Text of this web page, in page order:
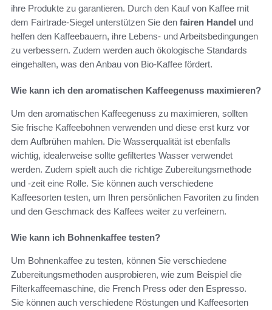
ihre Produkte zu garantieren. Durch den Kauf von Kaffee mit
dem Fairtrade-Siegel unterstützen Sie den fairen Handel und
helfen den Kaffeebauern, ihre Lebens- und Arbeitsbedingungen
zu verbessern. Zudem werden auch ökologische Standards
eingehalten, was den Anbau von Bio-Kaffee fördert.
Wie kann ich den aromatischen Kaffeegenuss maximieren?
Um den aromatischen Kaffeegenuss zu maximieren, sollten
Sie frische Kaffeebohnen verwenden und diese erst kurz vor
dem Aufbrühen mahlen. Die Wasserqualität ist ebenfalls
wichtig, idealerweise sollte gefiltertes Wasser verwendet
werden. Zudem spielt auch die richtige Zubereitungsmethode
und -zeit eine Rolle. Sie können auch verschiedene
Kaffeesorten testen, um Ihren persönlichen Favoriten zu finden
und den Geschmack des Kaffees weiter zu verfeinern.
Wie kann ich Bohnenkaffee testen?
Um Bohnenkaffee zu testen, können Sie verschiedene
Zubereitungsmethoden ausprobieren, wie zum Beispiel die
Filterkaffeemaschine, die French Press oder den Espresso.
Sie können auch verschiedene Röstungen und Kaffeesorten